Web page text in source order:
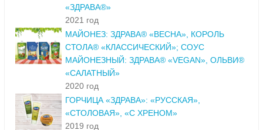
«ЗДРАВА®»
2021 год
МАЙОНЕЗ: ЗДРАВА® «ВЕСНА», КОРОЛЬ
СТОЛА® «КЛАССИЧЕСКИЙ»; СОУС
МАЙОНЕЗНЫЙ: ЗДРАВА® «VEGAN», ОЛЬВИ®
«САЛАТНЫЙ»
2020 год
ГОРЧИЦА «ЗДРАВА»: «РУССКАЯ»,
«СТОЛОВАЯ», «С ХРЕНОМ»
2019 год